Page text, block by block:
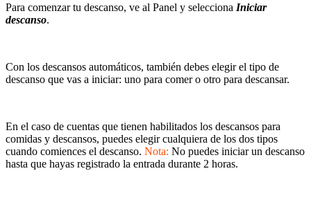
Para comenzar tu descanso, ve al Panel y selecciona Iniciar
descanso.
Con los descansos automáticos, también debes elegir el tipo de
descanso que vas a iniciar: uno para comer o otro para descansar.
En el caso de cuentas que tienen habilitados los descansos para
comidas y descansos, puedes elegir cualquiera de los dos tipos
cuando comiences el descanso. Nota: No puedes iniciar un descanso
hasta que hayas registrado la entrada durante 2 horas.